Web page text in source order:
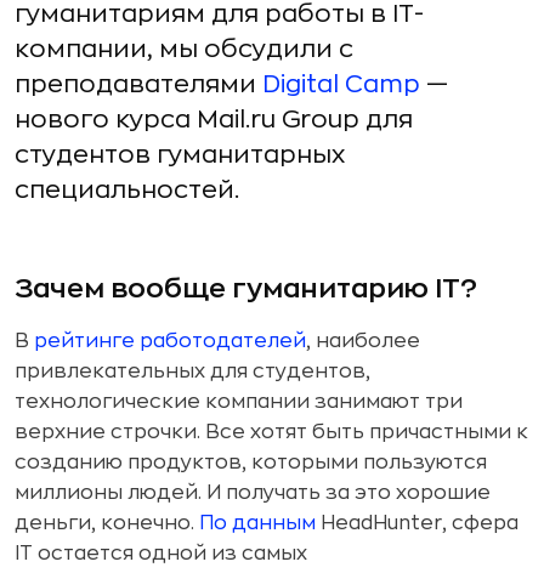
гуманитариям для работы в IT-
компании, мы обсудили с
преподавателями Digital Camp —
нового курса Mail.ru Group для
студентов гуманитарных
специальностей.
Зачем вообще гуманитарию IT?
В рейтинге работодателей, наиболее
привлекательных для студентов,
технологические компании занимают три
верхние строчки. Все хотят быть причастными к
созданию продуктов, которыми пользуются
миллионы людей. И получать за это хорошие
деньги, конечно. По данным HeadHunter, сфера
IT остается одной из самых